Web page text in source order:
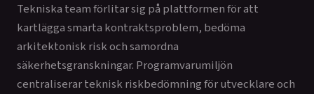
Tekniska team förlitar sig på plattformen för att
kartlägga smarta kontraktsproblem, bedöma
arkitektonisk risk och samordna
säkerhetsgranskningar. Programvarumiljön
centraliserar teknisk riskbedömning för utvecklare och